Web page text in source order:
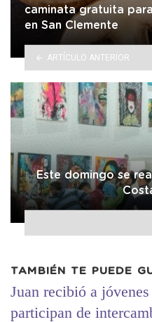
caminata gratuita
en San Clemente
ARTÍCULO ANTERIOR
Este domingo se
TAMBIÉN TE PUEDE
Juan recibió a
participan de